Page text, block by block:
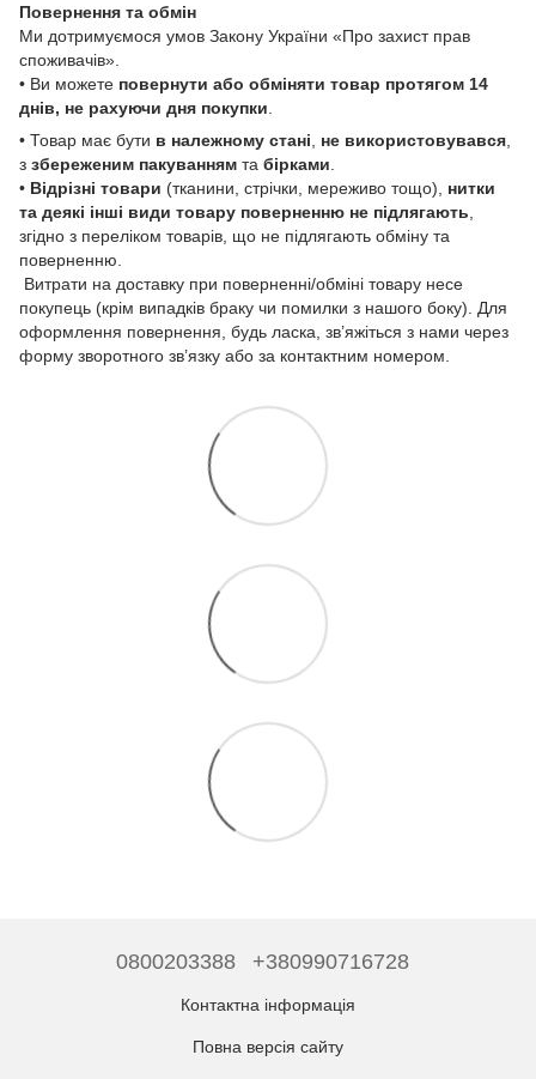
Повернення та обмін
Ми дотримуємося умов Закону України «Про захист прав
споживачів».
• Ви можете повернути або обміняти товар протягом 14
днів, не рахуючи дня покупки
• Товар має бути в належному стані не використовувався
з збереженим пакуванням та бірками
• Відрізні товари (тканини, стрічки, мереживо тощо), нитки
та деякі інші види товару поверненню не підлягають
згідно з переліком товарів, що не підлягають обміну та
поверненню.
Витрати на доставку при поверненні/обміні товару несе
покупець (крім випадків браку чи помилки з нашого боку). Для
оформлення повернення, будь ласка, зв’яжіться з нами через
форму зворотного зв’язку або за контактним номером.
0800203388 +380990716728
Контактна інформація
Повна версія сайту